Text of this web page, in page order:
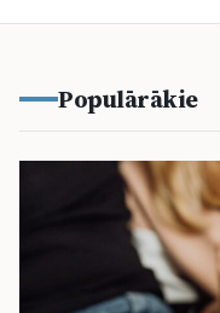
Populārākie